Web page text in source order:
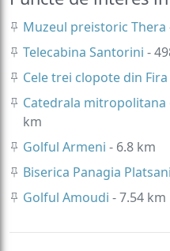
Muzeul preistoric Thera
Telecabina Santorini -
Cele trei clopote din Fira
Catedrala
km
Golful Armeni - 6.8 km
Biserica Panagia Platsani
Golful Amoudi - 7.54 km